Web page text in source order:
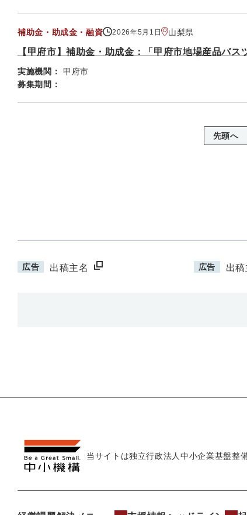
補助金・助成金・融資 2026年5月1日 山梨県
【甲府市】補助金・助成金：「甲府市地場産品バ
実施機関：
甲府市
募集期間：
先頭へ
広告 出稿主名 広告 出稿
当サイトは独立行政法人中小企業基盤整